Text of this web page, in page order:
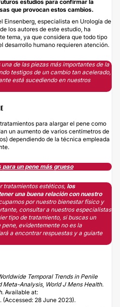
estudios para confirmar la
que provocan estos cambios.
Einsenberg, especialista en Urología de
los autores de este estudio, ha
tema, ya que considera que todo tipo
desarrollo humano requieren atención.
de las piezas más importantes de la
testigos de un cambio tan acelerado,
está sucediendo en nuestros
para alargar el pene como
un aumento de varios centímetros de
dependiendo de la técnica empleada
un pene más grueso
tratamientos estéticos, los
una buena relación con nuestro
por nuestro bienestar físico y
consultar a nuestros especialistas
tipo de tratamiento, si buscas un
evidentemente no es la
a encontrar respuestas y a guiarte
Temporal Trends in Penile
Meta-Analysis, World J Mens Health.
Available at:
(Accessed: 28 June 2023).